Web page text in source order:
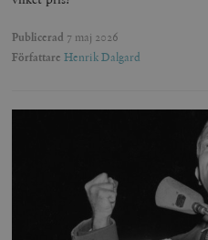
Publicerad 7 maj 2026
Författare Henrik Dalgard